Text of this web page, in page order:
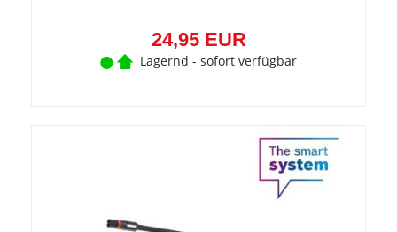
24,95 EUR
Lagernd - sofort verfügbar